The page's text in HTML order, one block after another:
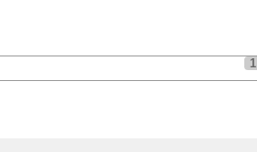
hier.
1